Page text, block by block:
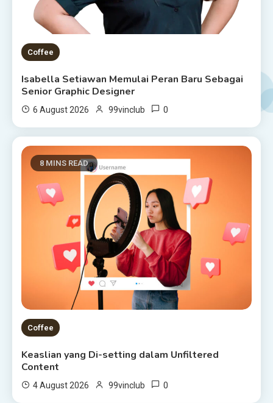
Coffee
Isabella Setiawan Memulai Peran Baru Sebagai
Senior Graphic Designer
6 August 2026 99vinclub 0
8 MINS READ
Coffee
Keaslian yang Di-setting dalam Unfiltered
Content
4 August 2026 99vinclub 0